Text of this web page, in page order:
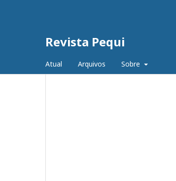
Revista Pequi
Atual Arquivos Sobre